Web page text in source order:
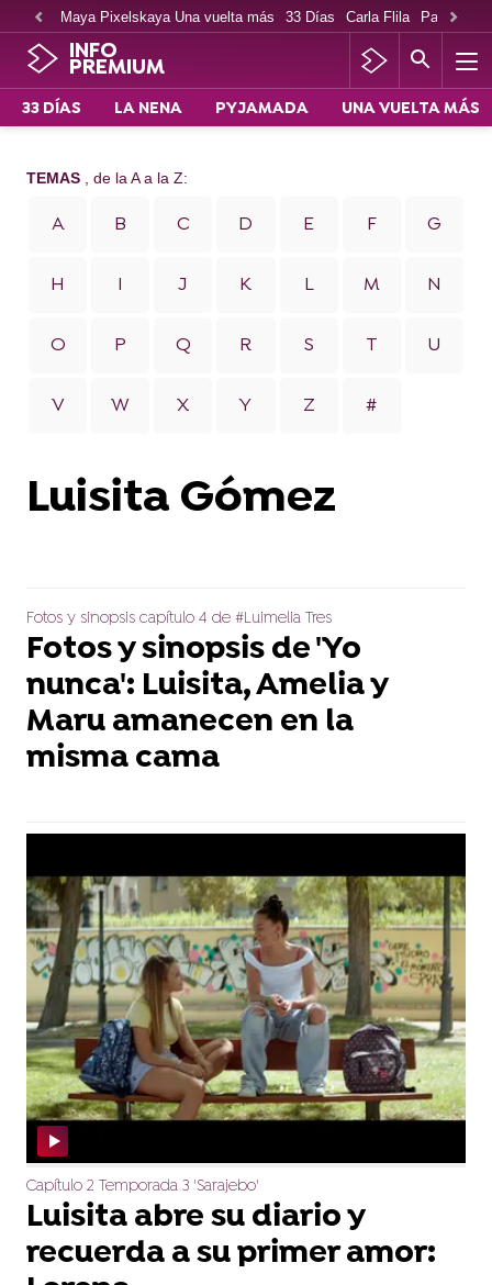
Maya Pixelskaya Una vuelta más 33 Días Carla Flila Paco
INFO
PREMIUM
33 DÍAS LA NENA PYJAMADA UNA VUELTA MÁS
TEMAS , de la A a la Z:
A B C D E F G
H I J K L M N
O P Q R S T U
V W X Y Z #
Luisita Gómez
Fotos y sinopsis capítulo 4 de #Luimelia Tres
Fotos y sinopsis de 'Yo
nunca': Luisita, Amelia y
Maru amanecen en la
misma cama
Capítulo 2 Temporada 3 'Sarajebo'
Luisita abre su diario y
recuerda a su primer amor: